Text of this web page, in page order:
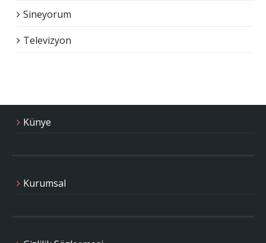
Sineyorum
Televizyon
Künye
Kurumsal